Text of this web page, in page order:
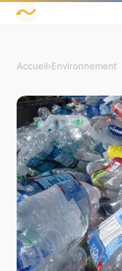
Accueil›Environnement